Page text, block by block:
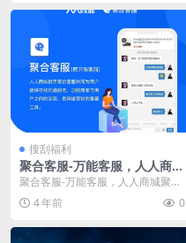
搜刮福利
聚合客服-万能客服，人人商城
聚合客服在线客服系统
聚合客服-万能客服，人人商城聚合
客服在线客服系统,支持无线坐席，
支持微信、小程序...
4 年前 0